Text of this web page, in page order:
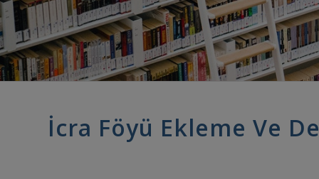
İcra Föyü Ekleme Ve